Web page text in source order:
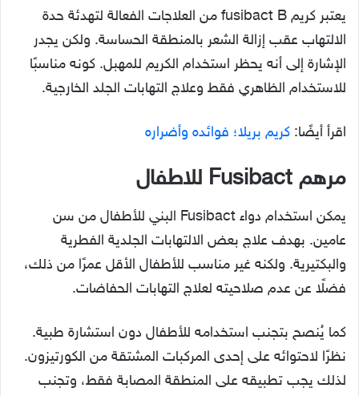
يعتبر كريم fusibact B من العلاجات الفعالة لتهدئة حدة
الالتهاب عقب إزالة الشعر بالمنطقة الحساسة. ولكن يجدر
الإشارة إلى أنه يحظر استخدام الكريم للمهبل. كونه مناسبًا
للاستخدام الظاهري فقط وعلاج التهابات الجلد الخارجية.
اقرأ أيضًا: كريم بريلا؛ فوائده وأضراره
مرهم Fusibact للاطفال
يمكن استخدام دواء Fusibact البني للأطفال من سن
عامين. بهدف علاج بعض الالتهابات الجلدية الفطرية
والبكتيرية. ولكنه غير مناسب للأطفال الأقل عمرًا من ذلك،
فضلًا عن عدم صلاحيته لعلاج التهابات الحفاضات.
كما يُنصح بتجنب استخدامه للأطفال دون استشارة طبية.
نظرًا لاحتوائه على إحدى المركبات المشتقة من الكورتيزون.
لذلك يجب تطبيقه على المنطقة المصابة فقط، وتجنب